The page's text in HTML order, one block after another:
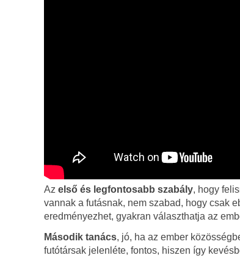
Az első és legfontosabb szabály, hogy
vannak a futásnak, nem szabad, hogy csak
eredményezhet, gyakran választhatja az
Második tanács, jó, ha az ember
futótársak jelenléte, fontos, hiszen így